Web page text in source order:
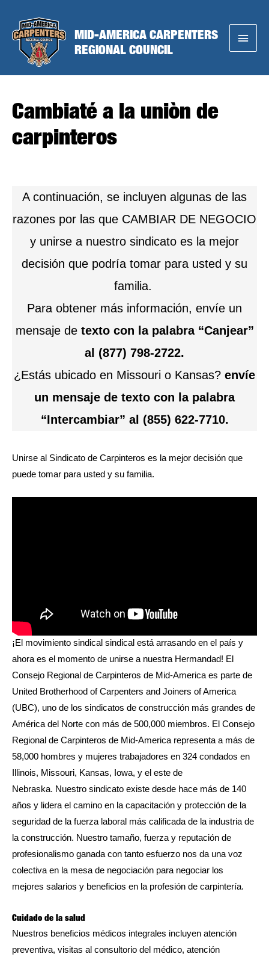
content
MID-AMERICA CARPENTERS
REGIONAL COUNCIL
Main
Cambiaté a la uniòn de
carpinteros
A continuación, se incluyen algunas de las
razones por las que CAMBIAR DE NEGOCIO
y unirse a nuestro sindicato es la mejor
decisión que podría tomar para usted y su
familia.
Para obtener más información, envíe un
mensaje de texto con la palabra “Canjear”
al (877) 798-2722.
¿Estás ubicado en Missouri o Kansas? envíe
un mensaje de texto con la palabra
“Intercambiar” al (855) 622-7710.
Unirse al Sindicato de Carpinteros es la mejor decisión que
puede tomar para usted y su familia.
¡El movimiento sindical sindical está arrasando en el país y
ahora es el momento de unirse a nuestra Hermandad! El
Consejo Regional de Carpinteros de Mid-America es parte de
United Brotherhood of Carpenters and Joiners of America
(UBC), uno de los sindicatos de construcción más grandes de
América del Norte con más de 500,000 miembros. El Consejo
Regional de Carpinteros de Mid-America representa a más de
58,000 hombres y mujeres trabajadores en 324 condados en
Illinois, Missouri, Kansas, Iowa, y el este de
Nebraska. Nuestro sindicato existe desde hace más de 140
años y lidera el camino en la capacitación y protección de la
seguridad de la fuerza laboral más calificada de la industria de
la construcción. Nuestro tamaño, fuerza y ​​reputación de
profesionalismo ganada con tanto esfuerzo nos da una voz
colectiva en la mesa de negociación para negociar los
mejores salarios y beneficios en la profesión de carpintería.
Cuidado de la salud
Nuestros beneficios médicos integrales incluyen atención
preventiva, visitas al consultorio del médico, atención